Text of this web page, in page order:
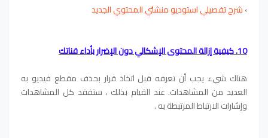
›شرح تفصيلي استوديو منشئي المحتوي الجديد
10. كيفية إزالة المحتوى الإشكالي دون الإضرار بأداء قناتك
هناك شيء يجب أن تعرفه قبل اتخاذ قرار بحذف مقطع فيديو به
العديد من المشاهدات. عند القيام بذلك ، ستفقد كل المشاهدات
وإشارات الارتباط المرتبطة به .